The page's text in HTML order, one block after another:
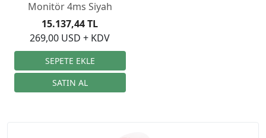
Monitör 4ms Siyah
269,00 USD + KDV
15.137,44 TL